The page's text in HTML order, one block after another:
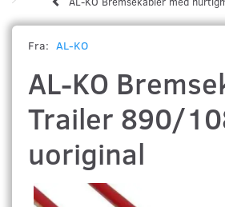
Fra: AL-KO
AL-KO
Trailer 890/
uoriginal